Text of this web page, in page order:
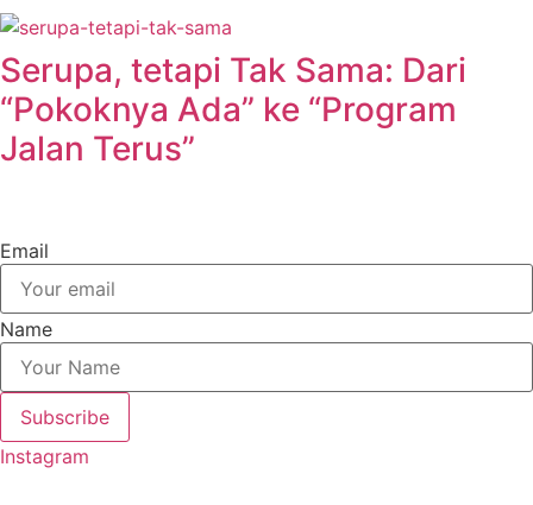
Serupa, tetapi Tak Sama: Dari
“Pokoknya Ada” ke “Program
Jalan Terus”
Email
Name
Subscribe
Instagram